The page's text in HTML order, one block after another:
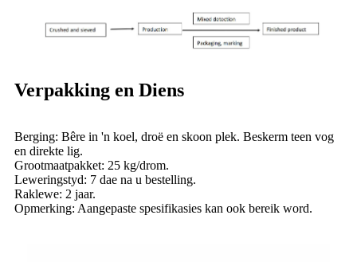
Verpakking en Diens
Berging: Bêre in 'n koel, droë en skoon plek. Beskerm teen vog
en direkte lig.
Grootmaatpakket: 25 kg/drom.
Leweringstyd: 7 dae na u bestelling.
Raklewe: 2 jaar.
Opmerking: Aangepaste spesifikasies kan ook bereik word.